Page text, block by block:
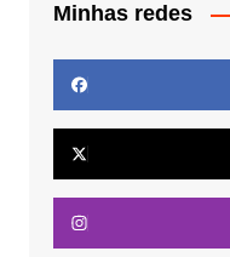
Minhas redes